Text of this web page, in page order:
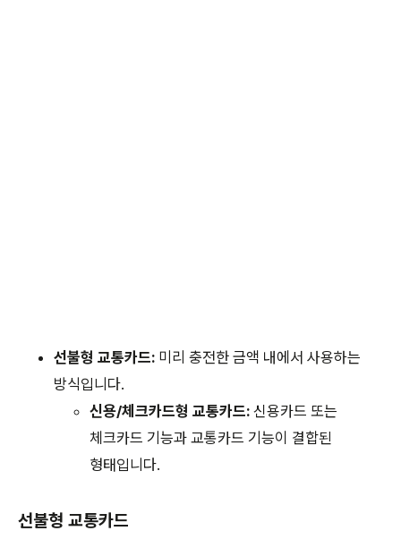
선불형 교통카드: 미리 충전한 금액 내에서 사용하는
방식입니다.
신용/체크카드형 교통카드: 신용카드 또는
체크카드 기능과 교통카드 기능이 결합된
형태입니다.
선불형 교통카드